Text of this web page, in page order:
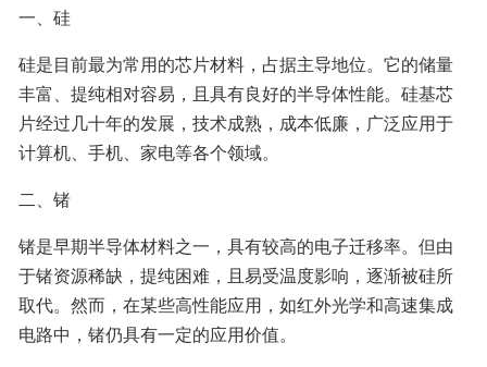
一、硅
硅是目前最为常用的芯片材料，占据主导地位。它的储量
丰富、提纯相对容易，且具有良好的半导体性能。硅基芯
片经过几十年的发展，技术成熟，成本低廉，广泛应用于
计算机、手机、家电等各个领域。
二、锗
锗是早期半导体材料之一，具有较高的电子迁移率。但由
于锗资源稀缺，提纯困难，且易受温度影响，逐渐被硅所
取代。然而，在某些高性能应用，如红外光学和高速集成
电路中，锗仍具有一定的应用价值。